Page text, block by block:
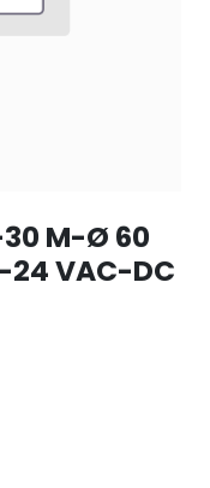
30 M-Ø 60
24 VAC-DC